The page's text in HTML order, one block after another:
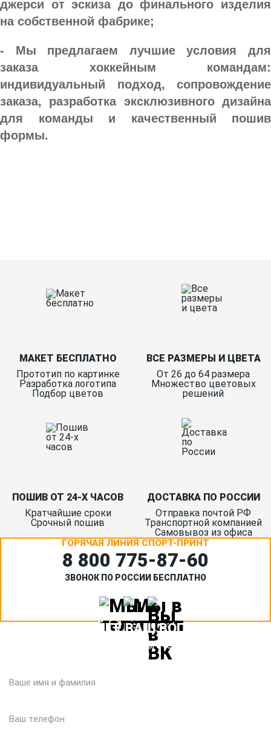
джерси от эскиза до финального изделия
на собственной фабрике;
- Мы предлагаем лучшие условия для
заказа хоккейным командам:
индивидуальный подход, сопровождение
заказа, разработка эксклюзивного дизайна
для команды и качественный пошив
формы.
МАКЕТ БЕСПЛАТНО
Прототип по картинке
Разработка логотипа
Подбор цветов
ВСЕ РАЗМЕРЫ И ЦВЕТА
От 26 до 64 размера
Множество цветовых
решений
ПОШИВ ОТ 24-Х ЧАСОВ
Кратчайшие сроки
Срочный пошив
ДОСТАВКА ПО РОССИИ
Отправка почтой РФ
Транспортной компанией
Самовывоз из офиса
ГОРЯЧАЯ ЛИНИЯ СПОРТ-ПРИНТ
8 800 775‑87-60
ЗВОНОК ПО РОССИИ БЕСПЛАТНО
ЗАДАЙТЕ ВАШ ВОПРОС
Или кратко опишите ситуацию. Мы очень быстро свяжемся с
вами :)